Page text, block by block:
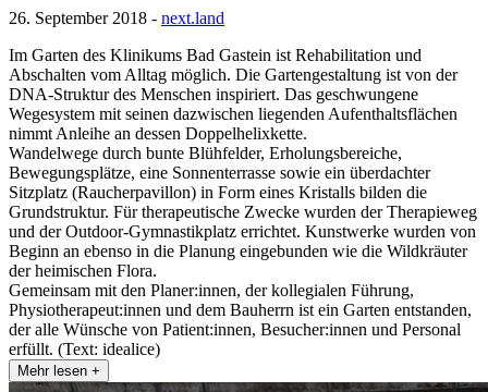
26. September 2018 - next.land
Im Garten des Klinikums Bad Gastein ist Rehabilitation und
Abschalten vom Alltag möglich. Die Gartengestaltung ist von der
DNA-Struktur des Menschen inspiriert. Das geschwungene
Wegesystem mit seinen dazwischen liegenden Aufenthaltsflächen
nimmt Anleihe an dessen Doppelhelixkette.
Wandelwege durch bunte Blühfelder, Erholungsbereiche,
Bewegungsplätze, eine Sonnenterrasse sowie ein überdachter
Sitzplatz (Raucherpavillon) in Form eines Kristalls bilden die
Grundstruktur. Für therapeutische Zwecke wurden der Therapieweg
und der Outdoor-Gymnastikplatz errichtet. Kunstwerke wurden von
Beginn an ebenso in die Planung eingebunden wie die Wildkräuter
der heimischen Flora.
Gemeinsam mit den Planer:innen, der kollegialen Führung,
Physiotherapeut:innen und dem Bauherrn ist ein Garten entstanden,
der alle Wünsche von Patient:innen, Besucher:innen und Personal
erfüllt. (Text: idealice)
Mehr lesen +